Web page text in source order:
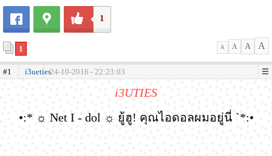
1
1 A A A A
#1 i3ueties24-10-2016 - 22:23:03
i3UTIES
•:* ☼ Net I - dol ☼ ยู้ฮู! คุณไอดอลผมอยู่นี่ `*:•